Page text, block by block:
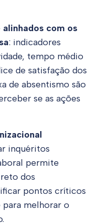
com os
: indicadores
tempo médio
de satisfação dos
de absentismo são
se as ações
inquéritos
permite
dos
pontos críticos
melhorar o